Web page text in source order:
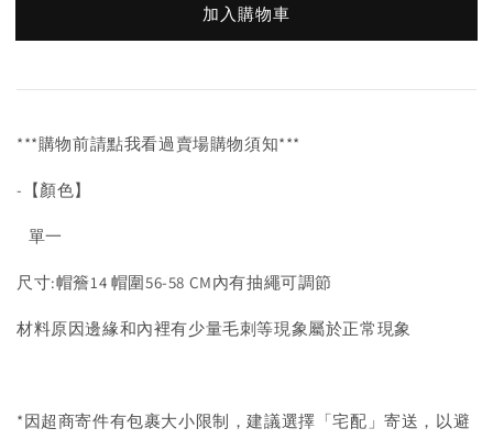
加入購物車
***購物前請點我看過賣場購物須知***
-【顏色】
單一
尺寸:帽簷14 帽圍56-58 CM內有抽繩可調節
材料原因邊緣和內裡有少量毛刺等現象屬於正常現象
*因超商寄件有包裹大小限制，建議選擇「宅配」寄送，以避